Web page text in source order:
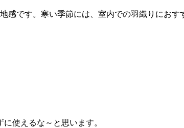
です。寒い季節には、室内での羽織りにおす
使えるな～と思います。